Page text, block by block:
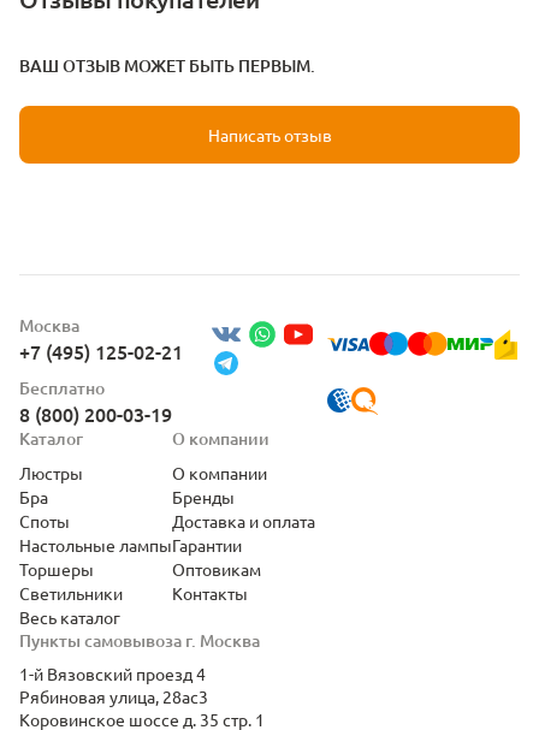
ВАШ ОТЗЫВ МОЖЕТ БЫТЬ ПЕРВЫМ.
Написать отзыв
Москва
+7 (495) 125-02-21
Бесплатно
8 (800) 200-03-19
Пункты самовывоза г. Москва
1-й Вязовский проезд 4
Рябиновая улица, 28ас3
Коровинское шоссе д. 35 стр. 1
Каталог
Люстры
Бра
Споты
Настольные лампы
Торшеры
Светильники
Весь каталог
О компании
О компании
Бренды
Доставка и оплата
Гарантии
Оптовикам
Контакты